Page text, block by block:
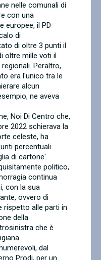
nelle comunali di
con una
europee, il PD
di
di oltre 3 punti il
oltre mille voti il
Peraltro,
era l'unico tra le
alcun
ne aveva
Noi Di Centro che,
2022 schierava la
celeste, ha
percentuali
di cartone'.
politico,
continua
con la sua
ovvero di
rispetto alle parti in
della
che è
dal
Prodi, per un